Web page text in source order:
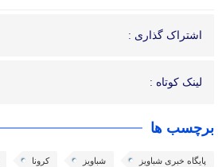
اشتراک گذاری :
لینک کوتاه :
برچسب ها
پایگاه خبری شباویز شباویز کرونا